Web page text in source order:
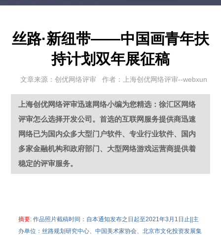
丝路·新纽带——中国画青年扶
持计划双年展征稿
文章来源：创优网络评审 作者：上海创优网络评审--webxun
上海创优网络评审迅速网络小编为您精选：徐汇区网络
评审怎么选择开发公司。首选的互联网服务提供商迅速
网络已为国内众多大型门户软件、专业行业软件、国内
多家金融机构和政府部门、大型网络游戏运营商提供着
稳定的评审服务。
摘要: 作品照片截稿时间：自本通知发布之日起至2021年3月1日止||主
办单位：丝路规划研究中心、中国美术家协会、北京市文化投资发展集